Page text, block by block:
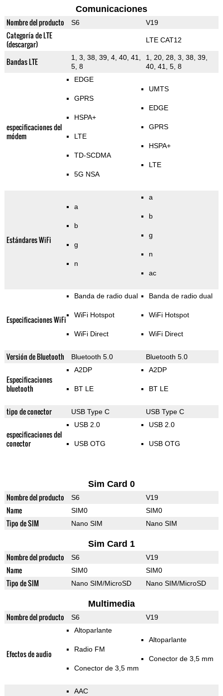
Comunicaciones
Nombre del producto S6 V19
Categoría de LTE
(descargar)
LTE CAT12
Bandas LTE
1, 3, 38, 39, 4, 40, 41,
5, 8
1, 20, 28, 3, 38, 39,
40, 41, 5, 8
especificaciones del
módem
EDGE
GPRS
HSPA+
LTE
TD-SCDMA
5G NSA
UMTS
EDGE
GPRS
HSPA+
LTE
Estándares WiFi
a
b
g
n
a
b
g
n
ac
Especificaciones WiFi
Banda de radio dual
WiFi Hotspot
WiFi Direct
Banda de radio dual
WiFi Hotspot
WiFi Direct
Versión de Bluetooth Bluetooth 5.0 Bluetooth 5.0
Especificaciones
bluetooth
A2DP
BT LE
A2DP
BT LE
tipo de conector USB Type C USB Type C
especificaciones del
conector
USB 2.0
USB OTG
USB 2.0
USB OTG
Sim Card 0
Nombre del producto S6 V19
Name SIM0 SIM0
Tipo de SIM Nano SIM Nano SIM
Sim Card 1
Nombre del producto S6 V19
Name SIM0 SIM0
Tipo de SIM Nano SIM/MicroSD Nano SIM/MicroSD
Multimedia
Nombre del producto S6 V19
Efectos de audio
Altoparlante
Radio FM
Conector de 3,5 mm
Altoparlante
Conector de 3,5 mm
AAC